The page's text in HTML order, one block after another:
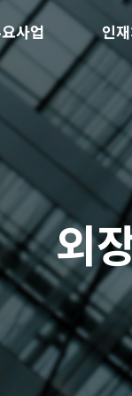
사업 인
외